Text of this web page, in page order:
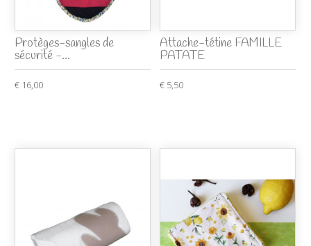
Protèges-sangles de
sécurité -...
€ 16,00
Attache-tétine FAMILLE
PATATE
€ 5,50